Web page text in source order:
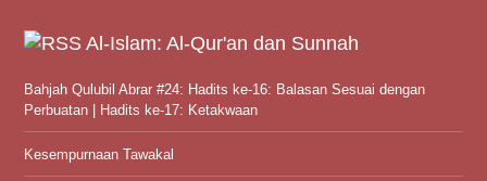
Al-Islam: Al-Qur'an dan Sunnah
Bahjah Qulubil Abrar #24: Hadits ke-16: Balasan Sesuai dengan
Perbuatan | Hadits ke-17: Ketakwaan
Kesempurnaan Tawakal